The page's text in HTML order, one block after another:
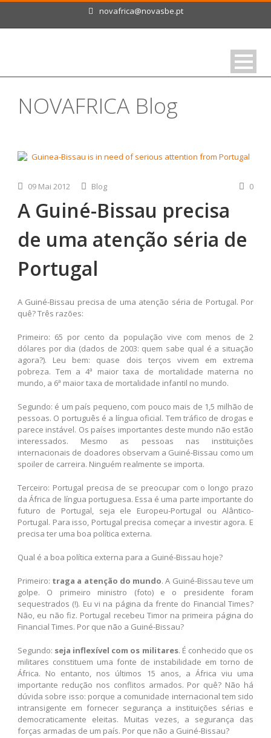
novafrica@novasbe.pt
NOVAFRICA Blog
09 Mai 2012 Blog 0
A Guiné-Bissau precisa
de uma atenção séria de
Portugal
A Guiné-Bissau precisa de uma atenção séria de Portugal. Por
quê? Três razões:
Primeiro: 65 por cento da população vive com menos de 2
dólares por dia (dados de 2003: quem sabe qual é a situação
agora?). Leu bem: quase dois terços vivem em extrema
pobreza. Tem a 4ª maior taxa de mortalidade materna no
mundo, a 6ª maior taxa de mortalidade infantil no mundo.
Segundo: é um país pequeno, com pouco mais de 1,5 milhão de
pessoas. O português é a língua oficial. Tem tráfico de drogas e
parece instável. Os países importantes deste mundo não estão
interessados. Mesmo as pessoas nas instituições
internacionais de doadores observam a Guiné-Bissau como um
spoiler de carreira. Ninguém realmente se importa.
Terceiro: Portugal precisa de se preocupar com o longo prazo
da África de língua portuguesa. Essa é uma parte importante do
futuro de Portugal, seja ele Europeu-Portugal ou Alântico-
Portugal. Para isso, Portugal precisa começar a investir agora. E
precisa ter uma boa política externa.
Qual é a boa política externa para a Guiné-Bissau hoje?
Primeiro: traga a atenção do mundo. A Guiné-Bissau teve um
golpe. O primeiro ministro (foto) e o presidente foram
sequestrados (!). Eu vi na página da frente do Financial Times?
Não, eu não fiz. Portugal recebeu Timor na primeira página do
Financial Times. Por que não a Guiné-Bissau?
Segundo: seja inflexível com os militares. É conhecido que os
militares constituem uma fonte de instabilidade em torno de
África. No entanto, nos últimos 15 anos, a África viu uma
importante redução nos conflitos armados. Por quê? Não há
dúvida sobre isso: porque a comunidade internacional tem sido
intransigente em fornecer segurança a instituições sérias e
democraticamente eleitas. Muitas vezes, a segurança das
forças armadas de um país. Por que não a Guiné-Bissau?